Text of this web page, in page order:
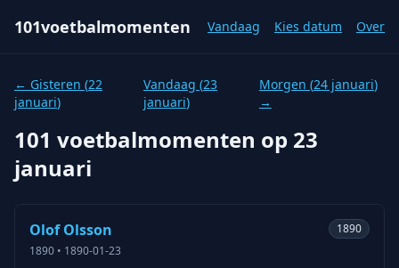
101voetbalmomenten Vandaag Kies datum Over
← Gisteren (22
januari)
Vandaag (23
januari)
Morgen (24 januari)
→
101 voetbalmomenten op 23
januari
Olof Olsson
1890 • 1890-01-23
1890